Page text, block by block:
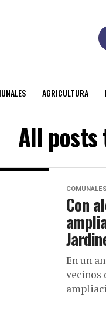
AGRICULTURA
All
COMUNALES
Con
En un
vecinos